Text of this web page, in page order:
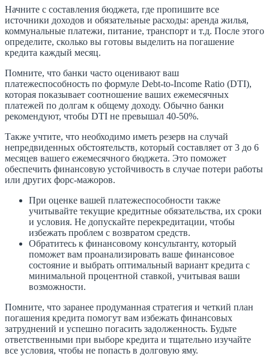
Начните с составления бюджета, где пропишите все
источники доходов и обязательные расходы: аренда жилья,
коммунальные платежи, питание, транспорт и т.д. После этого
определите, сколько вы готовы выделить на погашение
кредита каждый месяц.
Помните, что банки часто оценивают ваш
платежеспособность по формуле Debt-to-Income Ratio (DTI),
которая показывает соотношение ваших ежемесячных
платежей по долгам к общему доходу. Обычно банки
рекомендуют, чтобы DTI не превышал 40-50%.
Также учтите, что необходимо иметь резерв на случай
непредвиденных обстоятельств, который составляет от 3 до 6
месяцев вашего ежемесячного бюджета. Это поможет
обеспечить финансовую устойчивость в случае потери работы
или других форс-мажоров.
При оценке вашей платежеспособности также
учитывайте текущие кредитные обязательства, их сроки
и условия. Не допускайте перекредитации, чтобы
избежать проблем с возвратом средств.
Обратитесь к финансовому консультанту, который
поможет вам проанализировать ваше финансовое
состояние и выбрать оптимальный вариант кредита с
минимальной процентной ставкой, учитывая ваши
возможности.
Помните, что заранее продуманная стратегия и четкий план
погашения кредита помогут вам избежать финансовых
затруднений и успешно погасить задолженность. Будьте
ответственными при выборе кредита и тщательно изучайте
все условия, чтобы не попасть в долговую яму.